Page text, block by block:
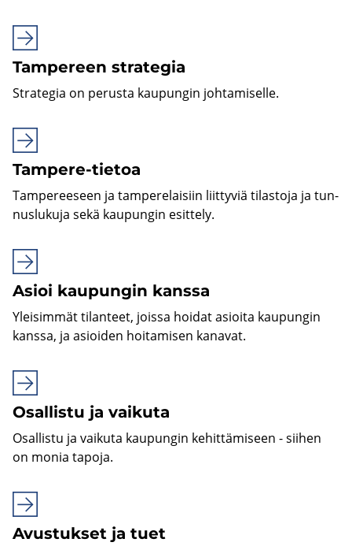
Tam­pe­reen stra­te­gia
Stra­te­gia on pe­rus­ta kau­pun­gin joh­ta­mi­sel­le.
Tampere-​tietoa
Tam­pe­ree­seen ja tam­pe­re­lai­siin liit­ty­viä ti­las­to­ja ja tun­
nus­lu­ku­ja sekä kau­pun­gin esit­te­ly.
Asioi kau­pun­gin kans­sa
Ylei­sim­mät ti­lan­teet, jois­sa hoi­dat asioi­ta kau­pun­gin
kans­sa, ja asioi­den hoi­ta­mi­sen ka­na­vat.
Osal­lis­tu ja vai­ku­ta
Osal­lis­tu ja vai­ku­ta kau­pun­gin ke­hit­tä­mi­seen - sii­hen
on monia ta­po­ja.
Avus­tuk­set ja tuet